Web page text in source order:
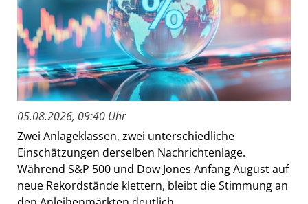
05.08.2026, 09:40 Uhr
Zwei Anlageklassen, zwei unterschiedliche
Einschätzungen derselben Nachrichtenlage.
Während S&P 500 und Dow Jones Anfang August auf
neue Rekordstände klettern, bleibt die Stimmung an